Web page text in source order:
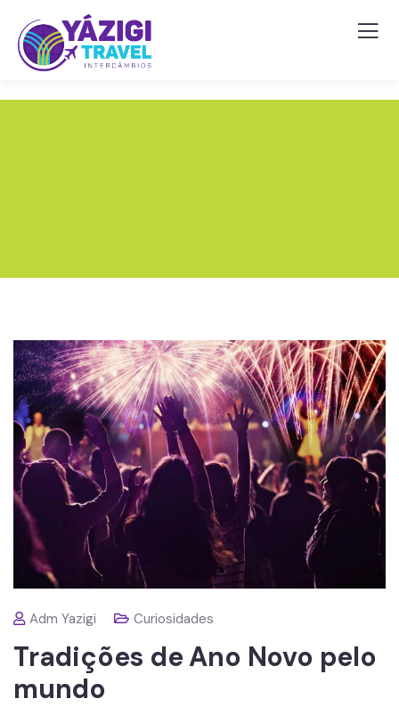
Adm Yazigi Curiosidades
Tradições de Ano Novo pelo
mundo